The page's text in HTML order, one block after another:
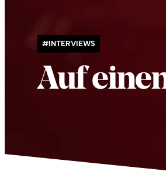
#INTERVIEWS
Auf